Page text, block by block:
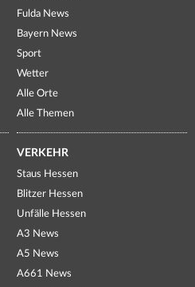
Fulda News
Bayern News
Sport
Wetter
Alle Orte
Alle Themen
VERKEHR
Staus Hessen
Blitzer Hessen
Unfälle Hessen
A3 News
A5 News
A661 News